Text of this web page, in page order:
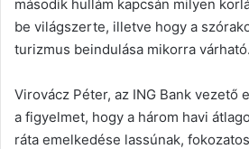
második hullám kapcsán milyen
be világszerte, illetve hogy a
turizmus beindulása mikorra
Virovácz Péter, az ING Bank vezető
a figyelmet, hogy a három havi
ráta emelkedése lassúnak,